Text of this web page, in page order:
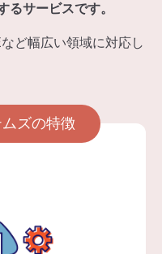
るサービスです。
ど幅広い領域に対応し
ズの特徴